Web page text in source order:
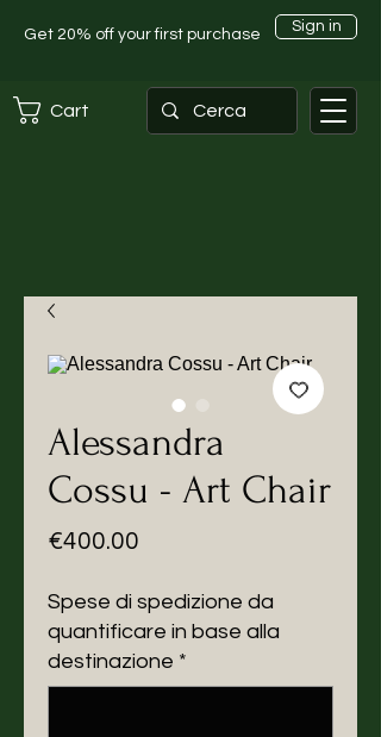
Get 20% off your first purchase Sign in
Cart
Alessandra
Cossu - Art Chair
€400.00
Spese di spedizione da
quantificare in base alla
destinazione *